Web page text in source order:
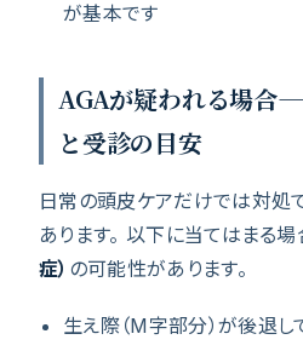
が基本です
AGAが疑われる場合
と受診の目安
日常の頭皮ケアだけでは対処
あります。 以下に当てはまる
症） の可能性があります。
生え際（M字部分）が後退し